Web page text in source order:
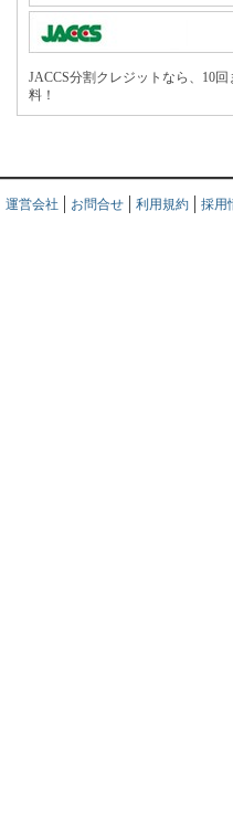
JACCS分割クレジットなら、10
料！
運営会社 お問合せ 利用規約 採用